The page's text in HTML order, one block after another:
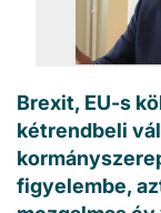
Brexit, EU-s
kétrendbeli
figyelembe,